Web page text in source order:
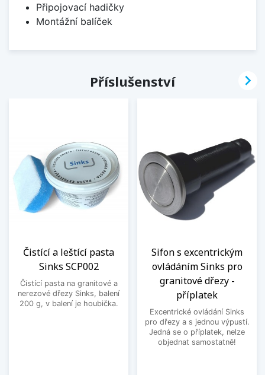
Připojovací hadičky
Montážní balíček
Příslušenství
Čistící a leštící pasta
Sinks SCP002
Čistící pasta na granitové a
nerezové dřezy Sinks, balení
200 g, v balení je houbička.
Sifon s excentrickým
ovládáním Sinks pro
granitové dřezy -
příplatek
Excentrické ovládání Sinks
pro dřezy a s jednou výpustí.
Jedná se o příplatek, nelze
objednat samostatně!
